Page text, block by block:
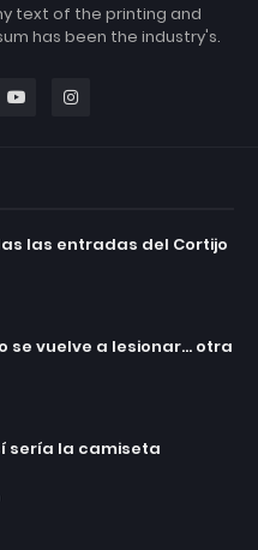
text of the printing and
has been the industry's.
las entradas del Cortijo
se vuelve a lesionar... otra
sería la camiseta